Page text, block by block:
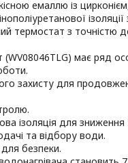
емаллю із
термостат з точністю
(WV08046TLG) має ряд
захисту для
ізоляція для
та відбору води.
для безпеки.